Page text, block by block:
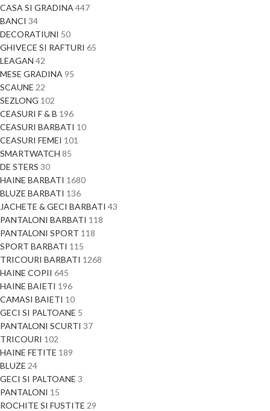
CASA SI GRADINA 447
BANCI 34
DECORATIUNI 50
GHIVECE SI RAFTURI 65
LEAGAN 42
MESE GRADINA 95
SCAUNE 22
SEZLONG 102
CEASURI F & B 196
CEASURI BARBATI 10
CEASURI FEMEI 101
SMARTWATCH 85
DE STERS 30
HAINE BARBATI 1680
BLUZE BARBATI 136
JACHETE & GECI BARBATI 43
PANTALONI BARBATI 118
PANTALONI SPORT 118
SPORT BARBATI 115
TRICOURI BARBATI 1268
HAINE COPII 645
HAINE BAIETI 196
CAMASI BAIETI 10
GECI SI PALTOANE 5
PANTALONI SCURTI 37
TRICOURI 102
HAINE FETITE 189
BLUZE 24
GECI SI PALTOANE 3
PANTALONI 15
ROCHITE SI FUSTITE 29